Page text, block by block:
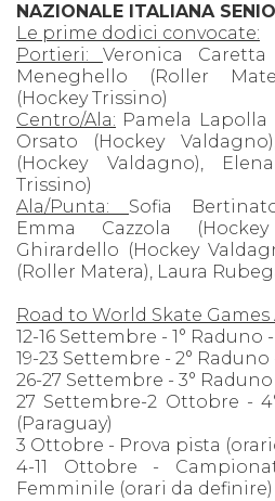
NAZIONALE ITALIANA
Le prime dodici convocate:
Portieri: Veronica
Meneghello (Roller
(Hockey Trissino)
Centro/Ala: Pamela Lapolla
Orsato (Hockey
(Hockey Valdagno),
Trissino)
Ala/Punta: Sofia
Emma Cazzola
Ghirardello (Hockey
(Roller Matera), Laura
Road to World Skate
12-16 Settembre - 1° Raduno
19-23 Settembre - 2° Raduno
26-27 Settembre - 3°
27 Settembre-2 Ottobre -
(Paraguay)
3 Ottobre - Prova pista
4-11 Ottobre -
Femminile (orari da definire)